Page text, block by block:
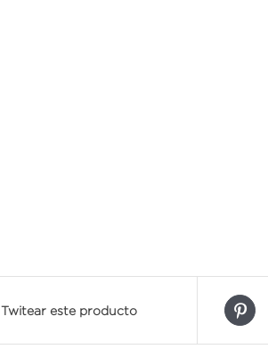
Twitear este producto